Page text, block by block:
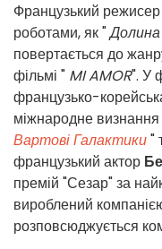
Французький режисер
роботами, як "
повертається до
фільмі " MI AMOR". У
французько-
міжнародне
Вартові Галактики"
французький актор
премій "Сезар" за
вироблений
розповсюджується